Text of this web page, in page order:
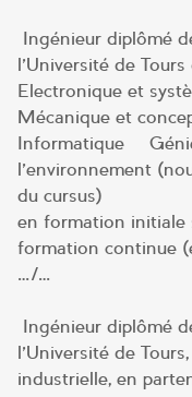
Ingénieur diplômé
l’Université de
Electronique et
Mécanique et
Informatique –
l’environnement
du cursus)
en formation initiale
formation continue
…/…
Ingénieur diplômé
l’Université de
industrielle, en